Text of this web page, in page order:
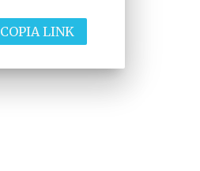
COPIA LINK